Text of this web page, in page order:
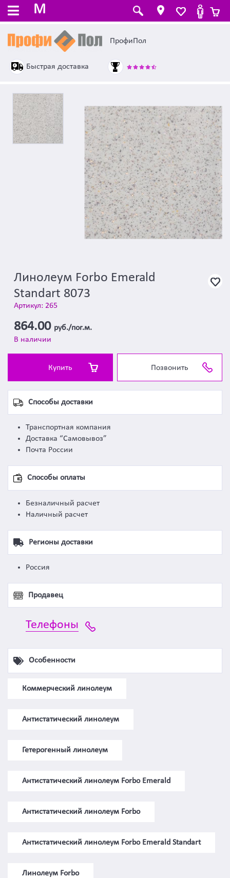
M
ПрофиПол
Быстрая доставка
Линолеум Forbo Emerald
Standart 8073
Артикул: 265
864.00 руб./пог.м.
В наличии
Купить Позвонить
Способы доставки
Транспортная компания
Доставка “Самовывоз”
Почта России
Способы оплаты
Безналичный расчет
Наличный расчет
Регионы доставки
Россия
Продавец
Телефоны
Особенности
Коммерческий линолеум
Антистатический линолеум
Гетерогенный линолеум
Антистатический линолеум Forbo Emerald
Антистатический линолеум Forbo
Антистатический линолеум Forbo Emerald Standart
Линолеум Forbo